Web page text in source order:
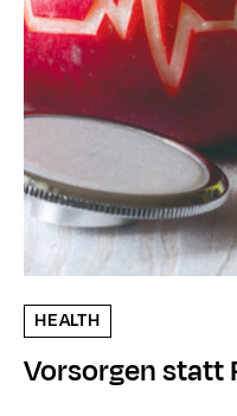
HEALTH
Vorsorgen statt